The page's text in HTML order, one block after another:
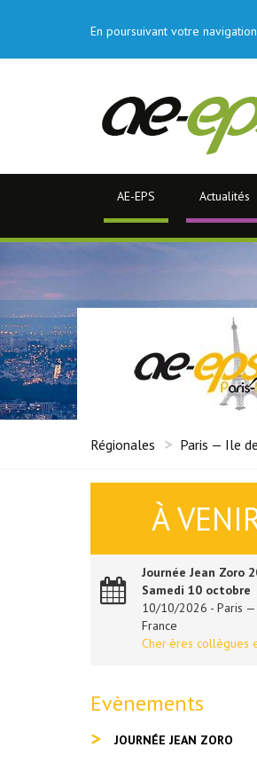
En poursuivant votre
AE-EPS Actualités
Régionales Paris — Ile
À
Journée Jean Zoro
Samedi 10 octobre
10/10/2026 - Paris
France
Cher·ères collègues
Evènements
JOURNÉE JEAN ZORO